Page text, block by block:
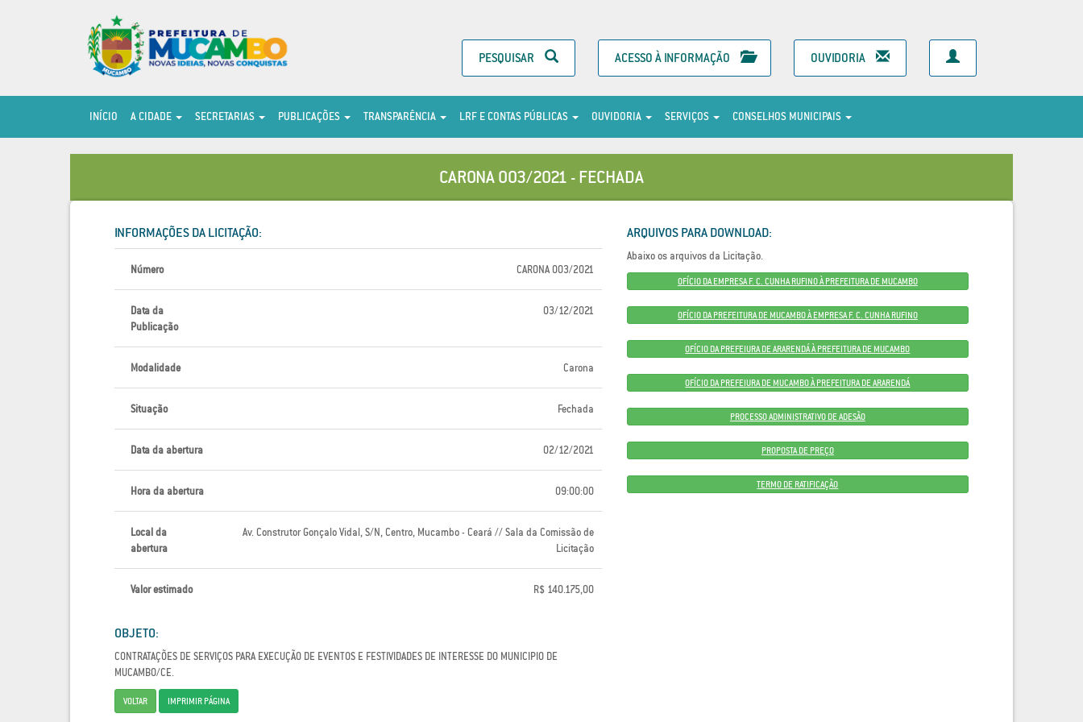
PESQUISAR ACESSO À INFORMAÇÃO OUVIDORIA
INÍCIO A CIDADE SECRETARIAS PUBLICAÇÕES TRANSPARÊNCIA LRF E CONTAS PÚBLICAS OUVIDORIA SERVIÇOS CONSELHOS MUNICIPAIS
CARONA 003/2021 - FECHADA
INFORMAÇÕES DA LICITAÇÃO:
Número CARONA 003/2021
Data da
Publicação
03/12/2021
Modalidade Carona
Situação Fechada
Data da abertura 02/12/2021
Hora da abertura 09:00:00
Local da
abertura
Av. Construtor Gonçalo Vidal, S/N, Centro, Mucambo - Ceará // Sala da Comissão de
Licitação
Valor estimado R$ 140.175,00
OBJETO:
CONTRATAÇÕES DE SERVIÇOS PARA EXECUÇÃO DE EVENTOS E FESTIVIDADES DE INTERESSE DO MUNICIPIO DE
MUCAMBO/CE.
VOLTAR IMPRIMIR PÁGINA
ARQUIVOS PARA DOWNLOAD:
Abaixo os arquivos da Licitação.
OFÍCIO DA EMPRESA F. C. CUNHA RUFINO À PREFEITURA DE MUCAMBO
OFÍCIO DA PREFEITURA DE MUCAMBO À EMPRESA F. C. CUNHA RUFINO
OFÍCIO DA PREFEIURA DE ARARENDÁ À PREFEITURA DE MUCAMBO
OFÍCIO DA PREFEIURA DE MUCAMBO À PREFEITURA DE ARARENDÁ
PROCESSO ADMINISTRATIVO DE ADESÃO
PROPOSTA DE PREÇO
TERMO DE RATIFICAÇÃO